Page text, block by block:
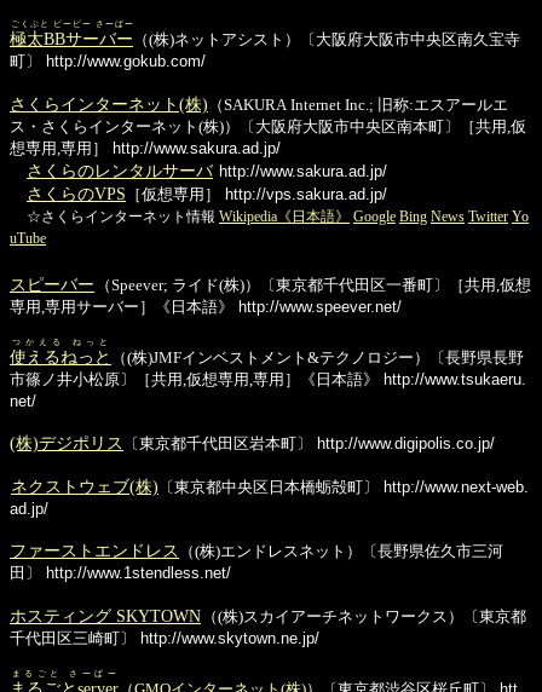
極太BBサーバー
ごくぶと ビービー さーばー
（(株)ネットアシスト）〔大阪府大阪市中央区南久宝寺
町〕
http://www.gokub.com/
さくらインターネット(株) （SAKURA Internet Inc.; 旧称:エスアールエ
ス・さくらインターネット(株)）〔大阪府大阪市中央区南本町〕［共用,仮
想専用,専用］
http://www.sakura.ad.jp/
さくらのレンタルサーバ http://www.sakura.ad.jp/
さくらのVPS ［仮想専用］
http://vps.sakura.ad.jp/
☆さくらインターネット情報 Wikipedia《日本語》 Google Bing News Twitter Yo
uTube
スピーバー
（Speever; ライド(株)）〔東京都千代田区一番町〕［共用,仮想
専用,専用サーバー］《日本語》
http://www.speever.net/
使えるねっと
つかえる ねっと
（(株)JMFインベストメント&テクノロジー）〔長野県長野
市篠ノ井小松原〕［共用,仮想専用,専用］《日本語》
http://www.tsukaeru.
net/
(株)デジポリス 〔東京都千代田区岩本町〕 http://www.digipolis.co.jp/
ネクストウェブ(株) 〔東京都中央区日本橋蛎殻町〕
http://www.next-web.
ad.jp/
ファーストエンドレス
（(株)エンドレスネット）〔長野県佐久市三河
田〕
http://www.1stendless.net/
ホスティング SKYTOWN （(株)スカイアーチネットワークス）〔東京都
千代田区三崎町〕
http://www.skytown.ne.jp/
まるごとserver
まるごと さーばー